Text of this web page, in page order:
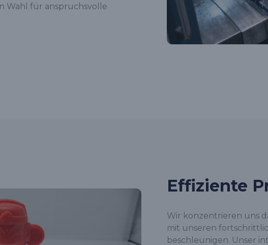
Wahl für anspruchsvolle
Effiziente
Wir konzentrieren uns
mit unseren
beschleunigen. Unser